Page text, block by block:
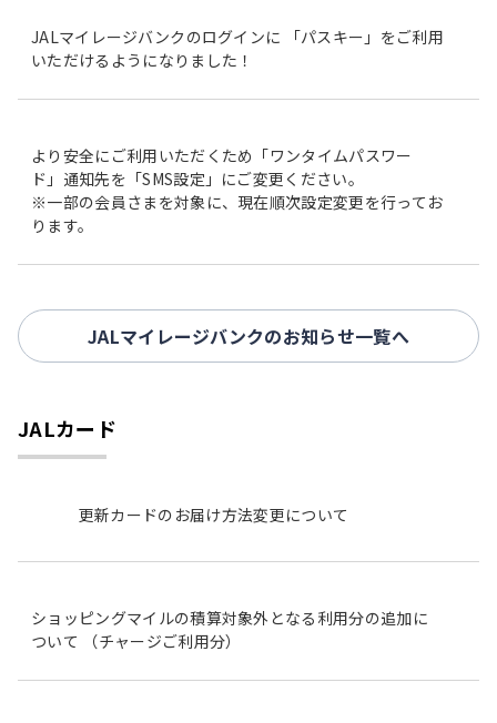
JALマイレージバンクのログインに 「パスキー」をご利用
いただけるようになりました！
より安全にご利用いただくため「ワンタイムパスワー
ド」通知先を「SMS設定」にご変更ください。
※一部の会員さまを対象に、現在順次設定変更を行ってお
ります。
JALマイレージバンクのお知らせ一覧へ
JALカード
更新カードのお届け方法変更について
ショッピングマイルの積算対象外となる利用分の追加に
ついて （チャージご利用分）